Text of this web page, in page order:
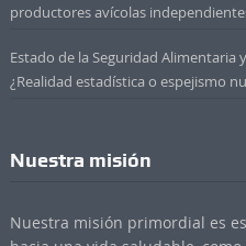
productores avícolas
Estado de la Seguridad Alimentaria
¿Realidad estadística o espejismo
Nuestra misión
Nuestra misión primordial es